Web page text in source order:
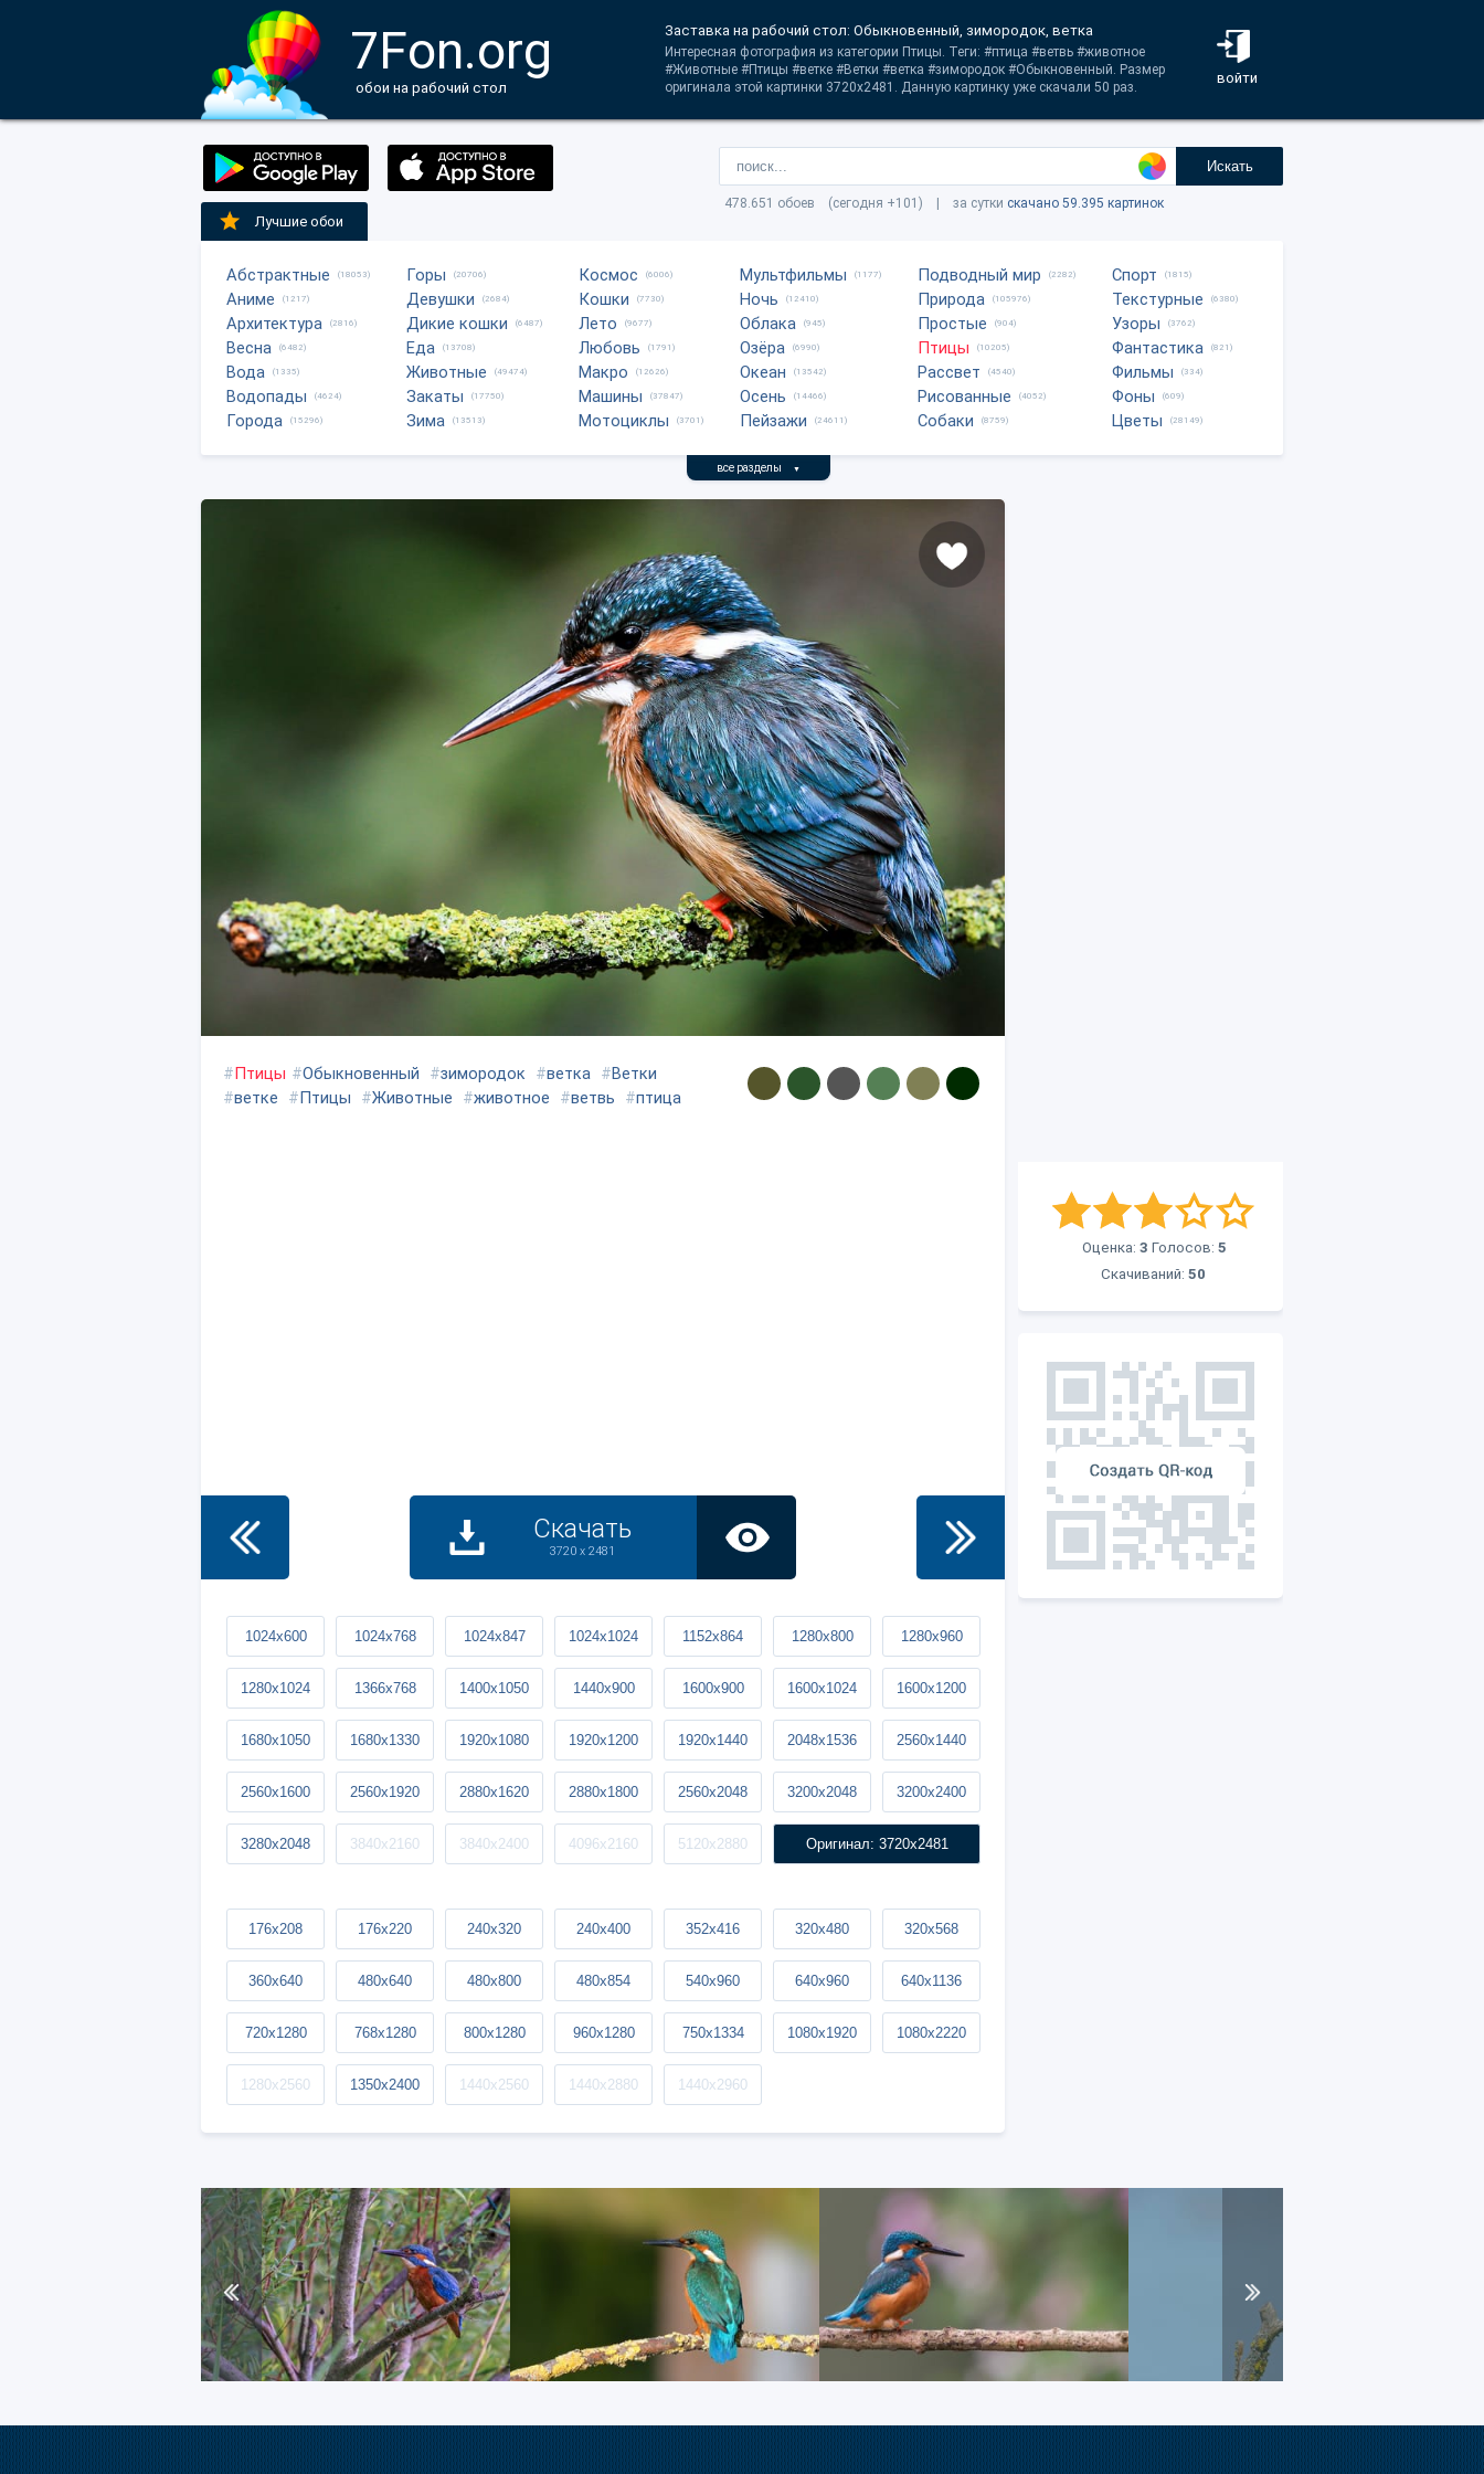
7Fon.org
обои на рабочий стол
войти
Заставка на рабочий стол: Обыкновенный, зимородок, ветка
Интересная фотография из категории Птицы. Теги: #птица #ветвь #животное
#Животные #Птицы #ветке #Ветки #ветка #зимородок #Обыкновенный. Размер
оригинала этой картинки 3720x2481. Данную картинку уже скачали 50 раз.
Искать
478.651 обоев (сегодня +101) | за сутки скачано 59.395 картинок
Лучшие обои
Абстрактные (18053)
Аниме (1217)
Архитектура (2816)
Весна (6482)
Вода (1335)
Водопады (4624)
Города (15296)
Горы (20706)
Девушки (2684)
Дикие кошки (6487)
Еда (13708)
Животные (49474)
Закаты (17750)
Зима (13513)
Космос (6006)
Кошки (7730)
Лето (9677)
Любовь (1791)
Макро (12626)
Машины (37847)
Мотоциклы (3701)
Мультфильмы (1177)
Ночь (12410)
Облака (945)
Озёра (6990)
Океан (13542)
Осень (14466)
Пейзажи (24611)
Подводный мир (2282)
Природа (105976)
Простые (904)
Птицы (10205)
Рассвет (4540)
Рисованные (4052)
Собаки (8759)
Спорт (1815)
Текстурные (6380)
Узоры (3762)
Фантастика (821)
Фильмы (334)
Фоны (609)
Цветы (28149)
все разделы ▼
Оценка: 3 Голосов: 5
Скачиваний: 50
#Птицы #Обыкновенный #зимородок #ветка #Ветки
#ветке #Птицы #Животные #животное #ветвь #птица
Скачать
3720 x 2481
1024x600 1024x768 1024x847 1024x1024 1152x864 1280x800 1280x960
1280x1024 1366x768 1400x1050 1440x900 1600x900 1600x1024 1600x1200
1680x1050 1680x1330 1920x1080 1920x1200 1920x1440 2048x1536 2560x1440
2560x1600 2560x1920 2880x1620 2880x1800 2560x2048 3200x2048 3200x2400
3280x2048 3840x2160 3840x2400 4096x2160 5120x2880 Оригинал: 3720x2481
176x208 176x220 240x320 240x400 352x416 320x480 320x568
360x640 480x640 480x800 480x854 540x960 640x960 640x1136
720x1280 768x1280 800x1280 960x1280 750x1334 1080x1920 1080x2220
1280x2560 1350x2400 1440x2560 1440x2880 1440x2960